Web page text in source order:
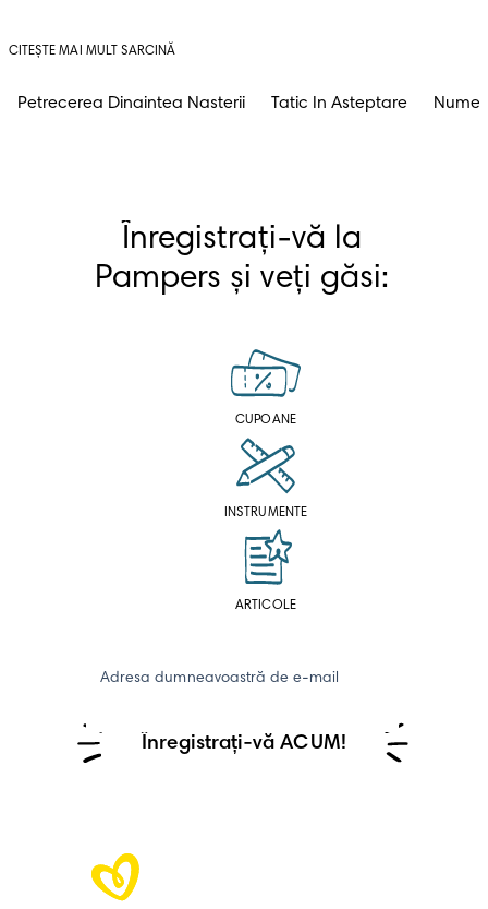
CITEȘTE MAI MULT SARCINĂ
Petrecerea Dinaintea Nasterii Tatic In Asteptare Nume
Înregistrați-vă la
Pampers și veți găsi:
CUPOANE
INSTRUMENTE
ARTICOLE
Adresa dumneavoastră de e-mail
Înregistrați-vă ACUM!